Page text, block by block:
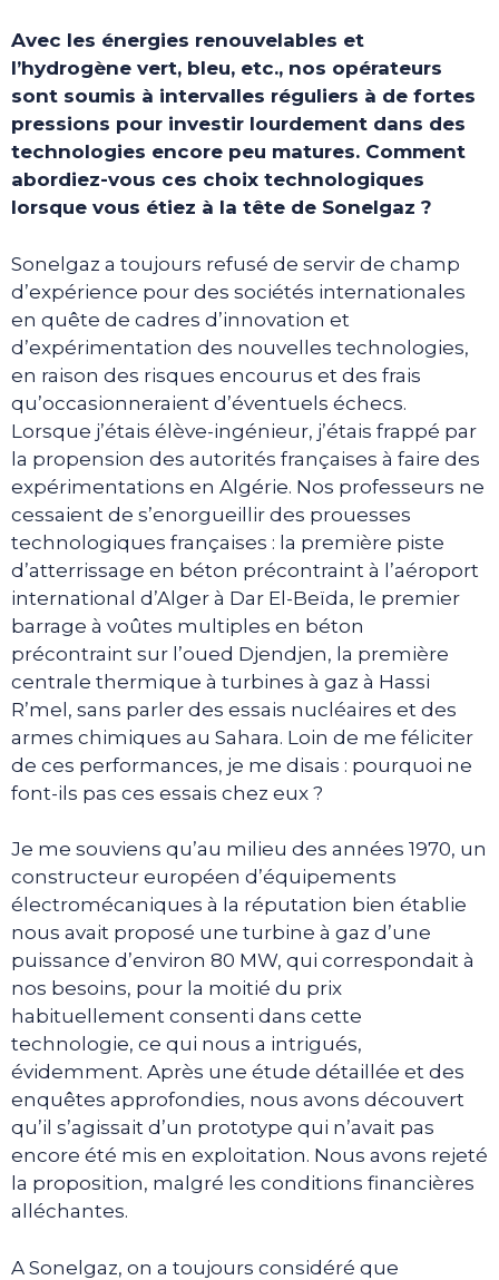
Avec les énergies renouvelables et
l’hydrogène vert, bleu, etc., nos opérateurs
sont soumis à intervalles réguliers à de fortes
pressions pour investir lourdement dans des
technologies encore peu matures. Comment
abordiez-vous ces choix technologiques
lorsque vous étiez à la tête de Sonelgaz ?
Sonelgaz a toujours refusé de servir de champ
d’expérience pour des sociétés internationales
en quête de cadres d’innovation et
d’expérimentation des nouvelles technologies,
en raison des risques encourus et des frais
qu’occasionneraient d’éventuels échecs.
Lorsque j’étais élève-ingénieur, j’étais frappé par
la propension des autorités françaises à faire des
expérimentations en Algérie. Nos professeurs ne
cessaient de s’enorgueillir des prouesses
technologiques françaises : la première piste
d’atterrissage en béton précontraint à l’aéroport
international d’Alger à Dar El-Beïda, le premier
barrage à voûtes multiples en béton
précontraint sur l’oued Djendjen, la première
centrale thermique à turbines à gaz à Hassi
R’mel, sans parler des essais nucléaires et des
armes chimiques au Sahara. Loin de me féliciter
de ces performances, je me disais : pourquoi ne
font-ils pas ces essais chez eux ?
Je me souviens qu’au milieu des années 1970, un
constructeur européen d’équipements
électromécaniques à la réputation bien établie
nous avait proposé une turbine à gaz d’une
puissance d’environ 80 MW, qui correspondait à
nos besoins, pour la moitié du prix
habituellement consenti dans cette
technologie, ce qui nous a intrigués,
évidemment. Après une étude détaillée et des
enquêtes approfondies, nous avons découvert
qu’il s’agissait d’un prototype qui n’avait pas
encore été mis en exploitation. Nous avons rejeté
la proposition, malgré les conditions financières
alléchantes.
A Sonelgaz, on a toujours considéré que